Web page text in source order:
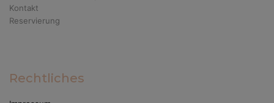
Kontakt
Reservierung
Rechtliches